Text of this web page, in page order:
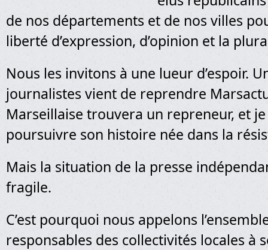
de nos départements et de nos villes
liberté d’expression, d’opinion et la
Nous les invitons à une lueur d’espoir.
journalistes vient de reprendre
Marseillaise trouvera un repreneur, et
poursuivre son histoire née dans la
Mais la situation de la presse
fragile.
C’est pourquoi nous appelons
responsables des collectivités locales à